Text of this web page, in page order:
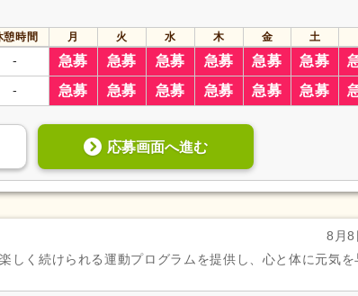
憩時間 月 火 水 木 金 土
- 急募 急募 急募 急募 急募 急募
- 急募 急募 急募 急募 急募 急募
応募画面へ進む
8月8
しく続けられる運動プログラムを提供し、心と体に元気を